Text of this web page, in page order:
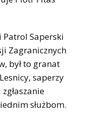
Saperski
Zagranicznych
był to granat
saperzy
służbom.